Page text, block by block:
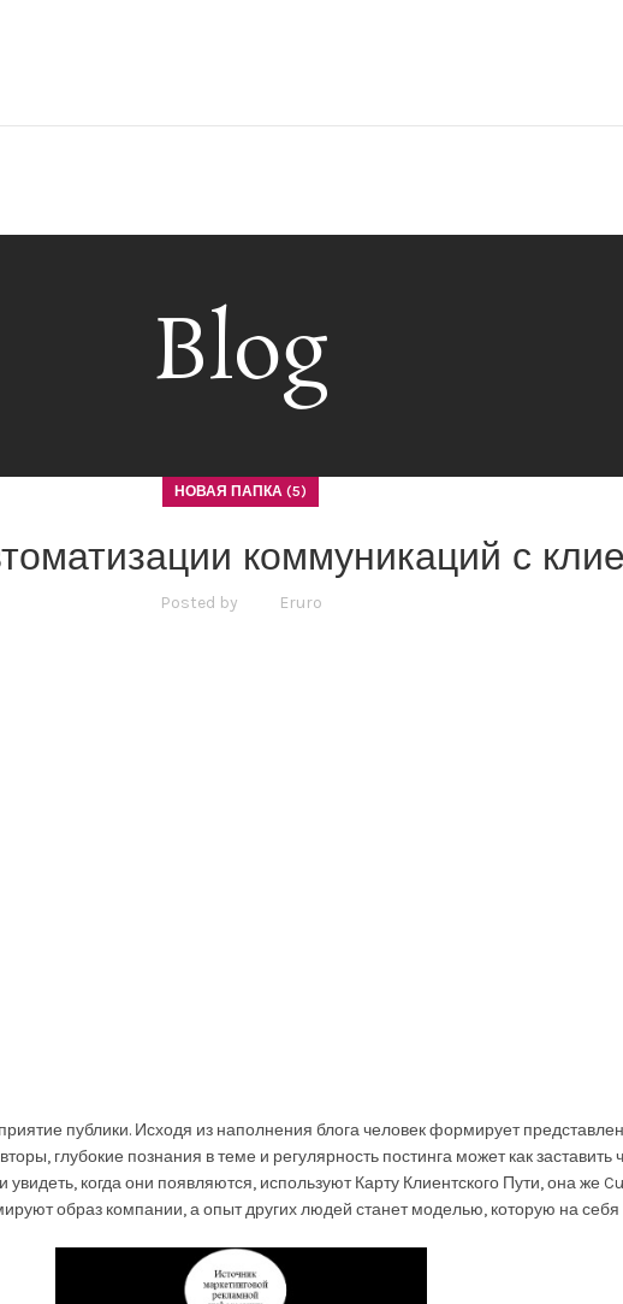
Blog
НОВАЯ ПАПКА (5)
коммуникаций с
Posted by Eruro
публики. Исходя из наполнения блога человек формирует
глубокие познания в теме и регулярность постинга может как заставить
увидеть, когда они появляются, используют Карту Клиентского Пути, она же
образ компании, а опыт других людей станет моделью, которую на